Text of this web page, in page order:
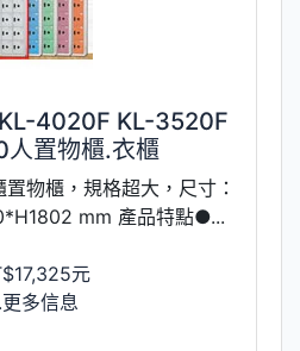
4020F KL-3520F
人置物櫃.衣櫃
物櫃，規格超大，尺寸：
mm 產品特點●...
元
更多信息